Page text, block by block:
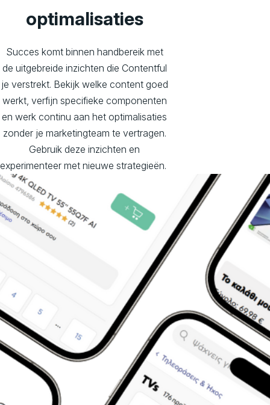
optimalisaties
Succes komt binnen handbereik met
de uitgebreide inzichten die Contentful
je verstrekt. Bekijk welke content goed
werkt, verfijn specifieke componenten
en werk continu aan het optimalisaties
zonder je marketingteam te vertragen.
Gebruik deze inzichten en
experimenteer met nieuwe strategieën.